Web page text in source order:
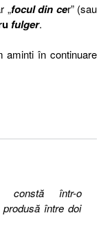
„focul din cer” (sau
fulger.
aminti în continuare
constă într-o
între doi